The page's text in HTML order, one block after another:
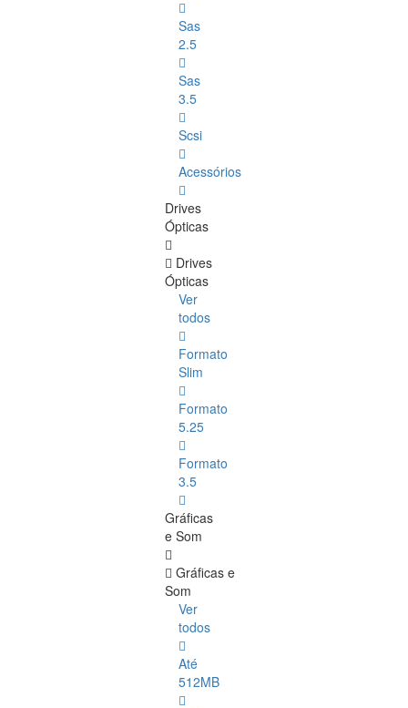
Sas
2.5
Sas
3.5
Scsi
Acessórios
Drives
Ópticas
Drives
Ópticas
Ver
todos
Formato
Slim
Formato
5.25
Formato
3.5
Gráficas
e Som
Gráficas e
Som
Ver
todos
Até
512MB